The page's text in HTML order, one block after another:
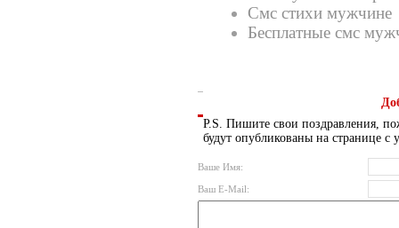
Смс стихи мужчине
Бесплатные смс
P.S. Пишите свои поздравления,
будут опубликованы на странице с
Ваше Имя:
Ваш E-Mail: